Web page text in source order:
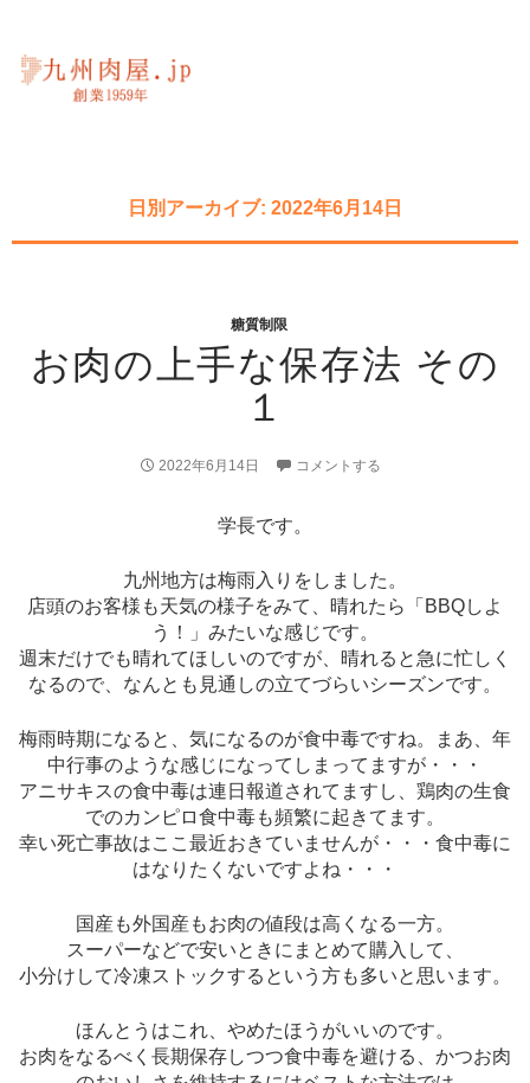
日別アーカイブ: 2022年6月14日
糖質制限
お肉の上手な保存法 その
１
2022年6月14日 コメントする
学長です。
九州地方は梅雨入りをしました。
店頭のお客様も天気の様子をみて、晴れたら「BBQしよ
う！」みたいな感じです。
週末だけでも晴れてほしいのですが、晴れると急に忙しく
なるので、なんとも見通しの立てづらいシーズンです。
梅雨時期になると、気になるのが食中毒ですね。まあ、年
中行事のような感じになってしまってますが・・・
アニサキスの食中毒は連日報道されてますし、鶏肉の生食
でのカンピロ食中毒も頻繁に起きてます。
幸い死亡事故はここ最近おきていませんが・・・食中毒に
はなりたくないですよね・・・
国産も外国産もお肉の値段は高くなる一方。
スーパーなどで安いときにまとめて購入して、
小分けして冷凍ストックするという方も多いと思います。
ほんとうはこれ、やめたほうがいいのです。
お肉をなるべく長期保存しつつ食中毒を避ける、かつお肉